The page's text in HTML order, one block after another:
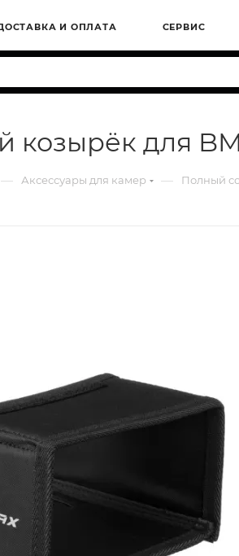
И ОПЛАТА СЕРВИС
для
— Аксессуары для камер — Полный